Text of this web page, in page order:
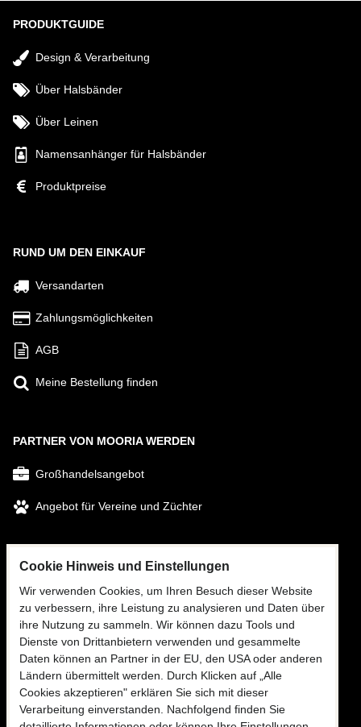
PRODUKTGUIDE
Design & Verarbeitung
Über Halsbänder
Über Leinen
Namensanhänger für Halsbänder
Produktpreise
RUND UM DEN EINKAUF
Versandarten
Zahlungsmöglichkeiten
AGB
Meine Bestellung finden
PARTNER VON MOORIA WERDEN
Großhandelsangebot
Angebot für Vereine und Züchter
Facebook
Instagram
KONTAKTIEREN SIE UNS
✉ info@mooria.eu
Cookie Hinweis und Einstellungen
Wir verwenden Cookies, um Ihren Besuch dieser Website
zu verbessern, ihre Leistung zu analysieren und Daten über
ihre Nutzung zu sammeln. Wir können dazu Tools und
Dienste von Drittanbietern verwenden und gesammelte
Daten können an Partner in der EU, den USA oder anderen
Ländern übermittelt werden. Durch Klicken auf „Alle
Cookies akzeptieren" erklären Sie sich mit dieser
Verarbeitung einverstanden. Nachfolgend finden Sie